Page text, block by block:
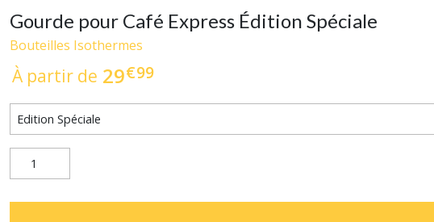
Gourde pour Café Express Édition Spéciale
Bouteilles Isothermes
À partir de 29€99